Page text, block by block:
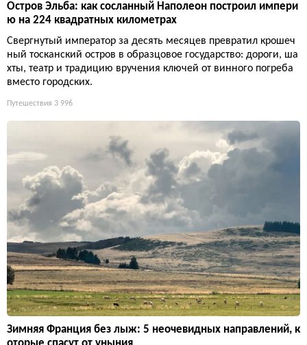
Остров Эльба: как сосланный Наполеон построил импери
ю на 224 квадратных километрах
Свергнутый император за десять месяцев превратил крошеч
ный тосканский остров в образцовое государство: дороги, ша
хты, театр и традицию вручения ключей от винного погреба
вместо городских.
Путешествия 3 996
Зимняя Франция без лыж: 5 неочевидных направлений, к